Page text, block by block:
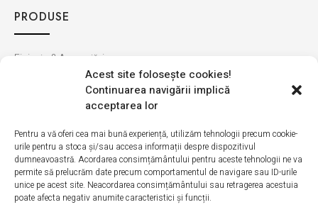
Acest site foloseşte cookies!
Continuarea navigării implică
acceptarea lor
Pentru a vă oferi cea mai bună experiență, utilizăm tehnologii precum cookie-
urile pentru a stoca și/sau accesa informații despre dispozitivul
dumneavoastră. Acordarea consimțământului pentru aceste tehnologii ne va
permite să prelucrăm date precum comportamentul de navigare sau ID-urile
unice pe acest site. Neacordarea consimțământului sau retragerea acestuia
poate afecta negativ anumite caracteristici și funcții.
PRODUSE
Finisaje & Amenajări
Baie & Bucătărie
Montaj & Materiale
INFORMAȚII
Cum cumpăr